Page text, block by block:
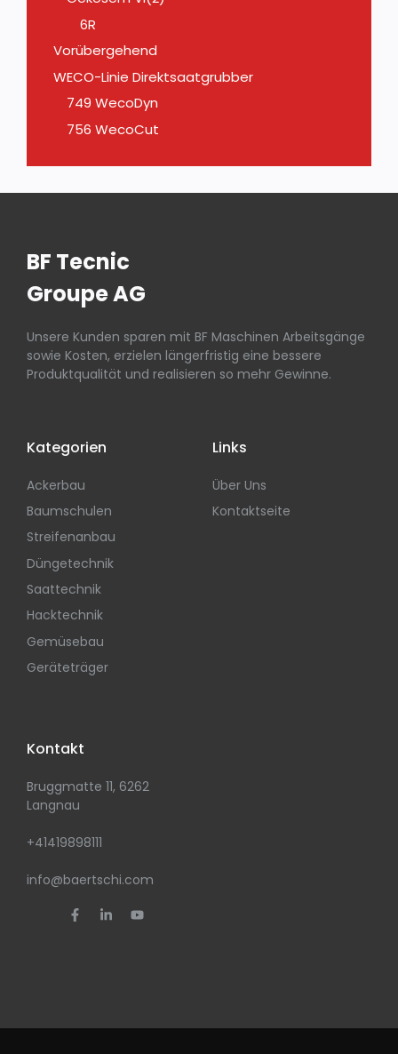
6R
Vorübergehend
WECO-Linie Direktsaatgrubber
749 WecoDyn
756 WecoCut
BF Tecnic
Groupe AG
Unsere Kunden sparen mit BF Maschinen Arbeitsgänge
sowie Kosten, erzielen längerfristig eine bessere
Produktqualität und realisieren so mehr Gewinne.
Kategorien
Ackerbau
Baumschulen
Streifenanbau
Düngetechnik
Saattechnik
Hacktechnik
Gemüsebau
Geräteträger
Links
Über Uns
Kontaktseite
Kontakt
Bruggmatte 11, 6262
Langnau
+41419898111
info@baertschi.com